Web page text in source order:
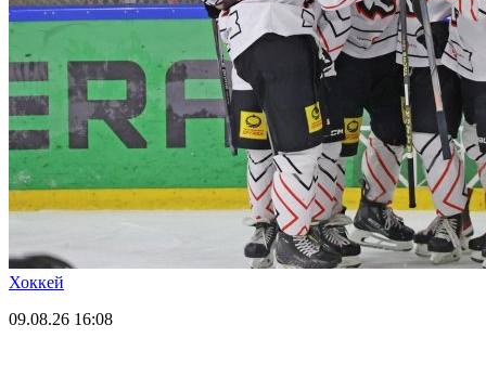
Хоккей
09.08.26 16:08